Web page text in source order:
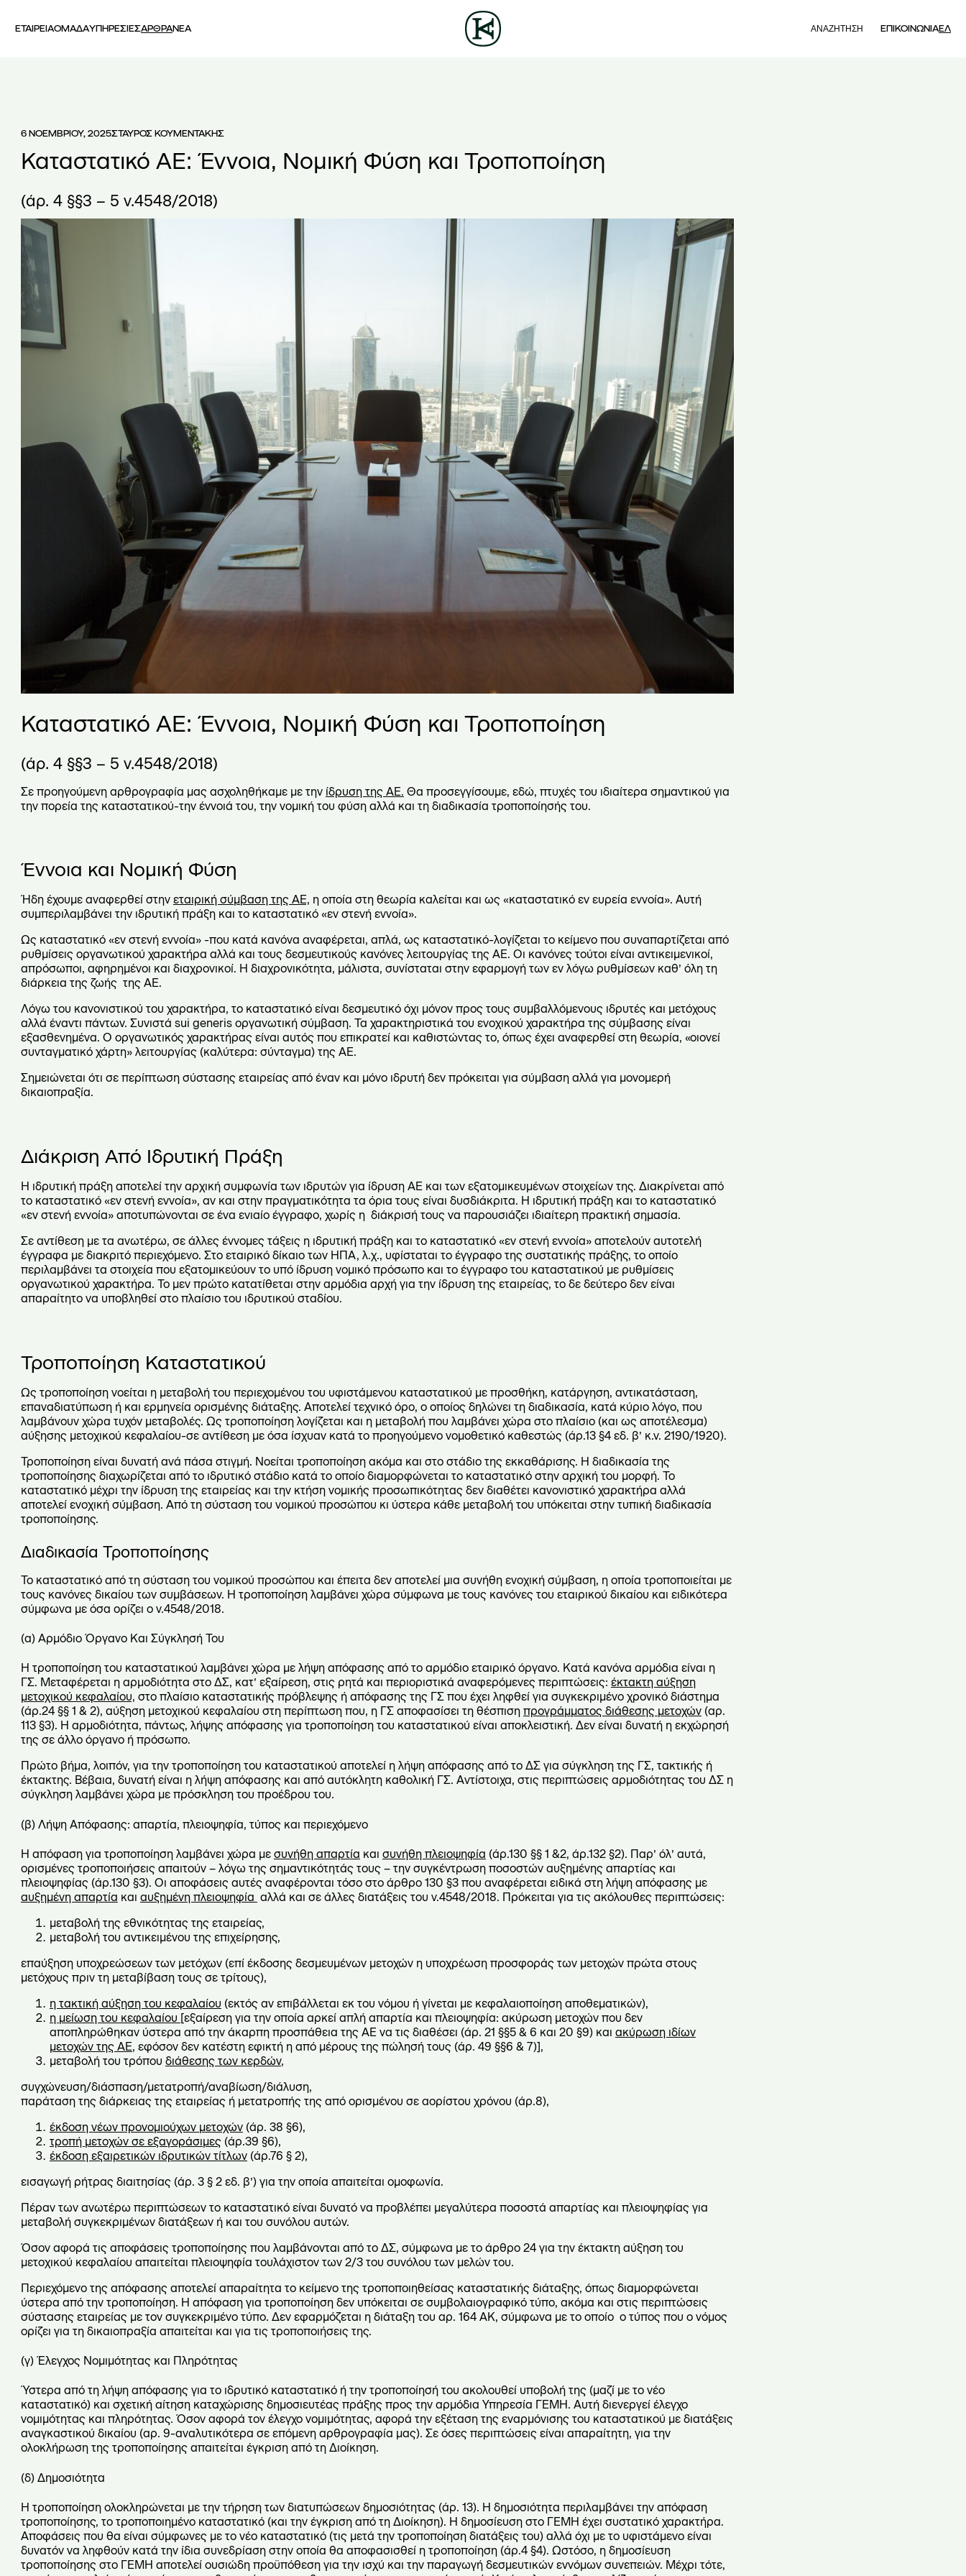
ΕΤΑΙΡΕΙΑΟΜΑΔΑΥΠΗΡΕΣΙΕΣΑΡΘΡΑΝΕΑ ΕΠΙΚΟΙΝΩΝΙΑΕΛ
6 ΝΟΕΜΒΡΙΟΥ, 2025ΣΤΑΥΡΟΣ ΚΟΥΜΕΝΤΑΚΗΣ
Καταστατικό ΑΕ: Έννοια, Νομική Φύση και Τροποποίηση
(άρ. 4 §§3 – 5 ν.4548/2018)
Καταστατικό ΑΕ: Έννοια, Νομική Φύση και Τροποποίηση
(άρ. 4 §§3 – 5 ν.4548/2018)
Σε προηγούμενη αρθρογραφία μας ασχοληθήκαμε με την ίδρυση της ΑΕ. Θα προσεγγίσουμε, εδώ, πτυχές του ιδιαίτερα σημαντικού για
την πορεία της καταστατικού-την έννοιά του, την νομική του φύση αλλά και τη διαδικασία τροποποίησής του.
Έννοια και Νομική Φύση
Ήδη έχουμε αναφερθεί στην εταιρική σύμβαση της ΑΕ, η οποία στη θεωρία καλείται και ως «καταστατικό εν ευρεία εννοία». Αυτή
συμπεριλαμβάνει την ιδρυτική πράξη και το καταστατικό «εν στενή εννοία».
Ως καταστατικό «εν στενή εννοία» -που κατά κανόνα αναφέρεται, απλά, ως καταστατικό-λογίζεται το κείμενο που συναπαρτίζεται από
ρυθμίσεις οργανωτικού χαρακτήρα αλλά και τους δεσμευτικούς κανόνες λειτουργίας της ΑΕ. Οι κανόνες τούτοι είναι αντικειμενικοί,
απρόσωποι, αφηρημένοι και διαχρονικοί. Η διαχρονικότητα, μάλιστα, συνίσταται στην εφαρμογή των εν λόγω ρυθμίσεων καθ’ όλη τη
διάρκεια της ζωής της ΑΕ.
Λόγω του κανονιστικού του χαρακτήρα, το καταστατικό είναι δεσμευτικό όχι μόνον προς τους συμβαλλόμενους ιδρυτές και μετόχους
αλλά έναντι πάντων. Συνιστά sui generis οργανωτική σύμβαση. Τα χαρακτηριστικά του ενοχικού χαρακτήρα της σύμβασης είναι
εξασθενημένα. Ο οργανωτικός χαρακτήρας είναι αυτός που επικρατεί και καθιστώντας το, όπως έχει αναφερθεί στη θεωρία, «οιονεί
συνταγματικό χάρτη» λειτουργίας (καλύτερα: σύνταγμα) της ΑΕ.
Σημειώνεται ότι σε περίπτωση σύστασης εταιρείας από έναν και μόνο ιδρυτή δεν πρόκειται για σύμβαση αλλά για μονομερή
δικαιοπραξία.
Διάκριση Από Ιδρυτική Πράξη
Η ιδρυτική πράξη αποτελεί την αρχική συμφωνία των ιδρυτών για ίδρυση ΑΕ και των εξατομικευμένων στοιχείων της. Διακρίνεται από
το καταστατικό «εν στενή εννοία», αν και στην πραγματικότητα τα όρια τους είναι δυσδιάκριτα. Η ιδρυτική πράξη και το καταστατικό
«εν στενή εννοία» αποτυπώνονται σε ένα ενιαίο έγγραφο, χωρίς η διάκρισή τους να παρουσιάζει ιδιαίτερη πρακτική σημασία.
Σε αντίθεση με τα ανωτέρω, σε άλλες έννομες τάξεις η ιδρυτική πράξη και το καταστατικό «εν στενή εννοία» αποτελούν αυτοτελή
έγγραφα με διακριτό περιεχόμενο. Στο εταιρικό δίκαιο των ΗΠΑ, λ.χ., υφίσταται το έγγραφο της συστατικής πράξης, το οποίο
περιλαμβάνει τα στοιχεία που εξατομικεύουν το υπό ίδρυση νομικό πρόσωπο και το έγγραφο του καταστατικού με ρυθμίσεις
οργανωτικού χαρακτήρα. Το μεν πρώτο κατατίθεται στην αρμόδια αρχή για την ίδρυση της εταιρείας, το δε δεύτερο δεν είναι
απαραίτητο να υποβληθεί στο πλαίσιο του ιδρυτικού σταδίου.
Τροποποίηση Καταστατικού
Ως τροποποίηση νοείται η μεταβολή του περιεχομένου του υφιστάμενου καταστατικού με προσθήκη, κατάργηση, αντικατάσταση,
επαναδιατύπωση ή και ερμηνεία ορισμένης διάταξης. Αποτελεί τεχνικό όρο, ο οποίος δηλώνει τη διαδικασία, κατά κύριο λόγο, που
λαμβάνουν χώρα τυχόν μεταβολές. Ως τροποποίηση λογίζεται και η μεταβολή που λαμβάνει χώρα στο πλαίσιο (και ως αποτέλεσμα)
αύξησης μετοχικού κεφαλαίου-σε αντίθεση με όσα ίσχυαν κατά το προηγούμενο νομοθετικό καθεστώς (άρ.13 §4 εδ. β’ κ.ν. 2190/1920).
Τροποποίηση είναι δυνατή ανά πάσα στιγμή. Νοείται τροποποίηση ακόμα και στο στάδιο της εκκαθάρισης. Η διαδικασία της
τροποποίησης διαχωρίζεται από το ιδρυτικό στάδιο κατά το οποίο διαμορφώνεται το καταστατικό στην αρχική του μορφή. Το
καταστατικό μέχρι την ίδρυση της εταιρείας και την κτήση νομικής προσωπικότητας δεν διαθέτει κανονιστικό χαρακτήρα αλλά
αποτελεί ενοχική σύμβαση. Από τη σύσταση του νομικού προσώπου κι ύστερα κάθε μεταβολή του υπόκειται στην τυπική διαδικασία
τροποποίησης.
Διαδικασία Τροποποίησης
Το καταστατικό από τη σύσταση του νομικού προσώπου και έπειτα δεν αποτελεί μια συνήθη ενοχική σύμβαση, η οποία τροποποιείται με
τους κανόνες δικαίου των συμβάσεων. Η τροποποίηση λαμβάνει χώρα σύμφωνα με τους κανόνες του εταιρικού δικαίου και ειδικότερα
σύμφωνα με όσα ορίζει ο ν.4548/2018.
(α) Αρμόδιο Όργανο Και Σύγκλησή Του
Η τροποποίηση του καταστατικού λαμβάνει χώρα με λήψη απόφασης από το αρμόδιο εταιρικό όργανο. Κατά κανόνα αρμόδια είναι η
ΓΣ. Μεταφέρεται η αρμοδιότητα στο ΔΣ, κατ’ εξαίρεση, στις ρητά και περιοριστικά αναφερόμενες περιπτώσεις: έκτακτη αύξηση
μετοχικού κεφαλαίου, στο πλαίσιο καταστατικής πρόβλεψης ή απόφασης της ΓΣ που έχει ληφθεί για συγκεκριμένο χρονικό διάστημα
(άρ.24 §§ 1 & 2), αύξηση μετοχικού κεφαλαίου στη περίπτωση που, η ΓΣ αποφασίσει τη θέσπιση προγράμματος διάθεσης μετοχών(αρ.
113 §3). Η αρμοδιότητα, πάντως, λήψης απόφασης για τροποποίηση του καταστατικού είναι αποκλειστική. Δεν είναι δυνατή η εκχώρησή
της σε άλλο όργανο ή πρόσωπο.
Πρώτο βήμα, λοιπόν, για την τροποποίηση του καταστατικού αποτελεί η λήψη απόφασης από το ΔΣ για σύγκληση της ΓΣ, τακτικής ή
έκτακτης. Βέβαια, δυνατή είναι η λήψη απόφασης και από αυτόκλητη καθολική ΓΣ. Αντίστοιχα, στις περιπτώσεις αρμοδιότητας του ΔΣ η
σύγκληση λαμβάνει χώρα με πρόσκληση του προέδρου του.
(β) Λήψη Απόφασης: απαρτία, πλειοψηφία, τύπος και περιεχόμενο
Η απόφαση για τροποποίηση λαμβάνει χώρα με συνήθη απαρτία και συνήθη πλειοψηφία (άρ.130 §§ 1 &2, άρ.132 §2). Παρ’ όλ’ αυτά,
ορισμένες τροποποιήσεις απαιτούν – λόγω της σημαντικότητάς τους – την συγκέντρωση ποσοστών αυξημένης απαρτίας και
πλειοψηφίας (άρ.130 §3). Οι αποφάσεις αυτές αναφέρονται τόσο στο άρθρο 130 §3 που αναφέρεται ειδικά στη λήψη απόφασης με
αυξημένη απαρτία και αυξημένη πλειοψηφία αλλά και σε άλλες διατάξεις του ν.4548/2018. Πρόκειται για τις ακόλουθες περιπτώσεις:
μεταβολή της εθνικότητας της εταιρείας,
μεταβολή του αντικειμένου της επιχείρησης,
επαύξηση υποχρεώσεων των μετόχων (επί έκδοσης δεσμευμένων μετοχών η υποχρέωση προσφοράς των μετοχών πρώτα στους
μετόχους πριν τη μεταβίβαση τους σε τρίτους),
η τακτική αύξηση του κεφαλαίου (εκτός αν επιβάλλεται εκ του νόμου ή γίνεται με κεφαλαιοποίηση αποθεματικών),
η μείωση του κεφαλαίου [εξαίρεση για την οποία αρκεί απλή απαρτία και πλειοψηφία: ακύρωση μετοχών που δεν
αποπληρώθηκαν ύστερα από την άκαρπη προσπάθεια της ΑΕ να τις διαθέσει (άρ. 21 §§5 & 6 και 20 §9) και ακύρωση ιδίων
μετοχών της ΑΕ, εφόσον δεν κατέστη εφικτή η από μέρους της πώλησή τους (άρ. 49 §§6 & 7)],
μεταβολή του τρόπου διάθεσης των κερδών,
συγχώνευση/διάσπαση/μετατροπή/αναβίωση/διάλυση,
παράταση της διάρκειας της εταιρείας ή μετατροπής της από ορισμένου σε αορίστου χρόνου (άρ.8),
έκδοση νέων προνομιούχων μετοχών(άρ. 38 §6),
τροπή μετοχών σε εξαγοράσιμες(άρ.39 §6),
έκδοση εξαιρετικών ιδρυτικών τίτλων(άρ.76 § 2),
εισαγωγή ρήτρας διαιτησίας (άρ. 3 § 2 εδ. β’) για την οποία απαιτείται ομοφωνία.
Πέραν των ανωτέρω περιπτώσεων το καταστατικό είναι δυνατό να προβλέπει μεγαλύτερα ποσοστά απαρτίας και πλειοψηφίας για
μεταβολή συγκεκριμένων διατάξεων ή και του συνόλου αυτών.
Όσον αφορά τις αποφάσεις τροποποίησης που λαμβάνονται από το ΔΣ, σύμφωνα με το άρθρο 24 για την έκτακτη αύξηση του
μετοχικού κεφαλαίου απαιτείται πλειοψηφία τουλάχιστον των 2/3 του συνόλου των μελών του.
Περιεχόμενο της απόφασης αποτελεί απαραίτητα το κείμενο της τροποποιηθείσας καταστατικής διάταξης, όπως διαμορφώνεται
ύστερα από την τροποποίηση. Η απόφαση για τροποποίηση δεν υπόκειται σε συμβολαιογραφικό τύπο, ακόμα και στις περιπτώσεις
σύστασης εταιρείας με τον συγκεκριμένο τύπο. Δεν εφαρμόζεται η διάταξη του αρ. 164 ΑΚ, σύμφωνα με το οποίο ο τύπος που ο νόμος
ορίζει για τη δικαιοπραξία απαιτείται και για τις τροποποιήσεις της.
(γ) Έλεγχος Νομιμότητας και Πληρότητας
Ύστερα από τη λήψη απόφασης για το ιδρυτικό καταστατικό ή την τροποποίησή του ακολουθεί υποβολή της (μαζί με το νέο
καταστατικό) και σχετική αίτηση καταχώρισης δημοσιευτέας πράξης προς την αρμόδια Υπηρεσία ΓΕΜΗ. Αυτή διενεργεί έλεγχο
νομιμότητας και πληρότητας. Όσον αφορά τον έλεγχο νομιμότητας, αφορά την εξέταση της εναρμόνισης του καταστατικού με διατάξεις
αναγκαστικού δικαίου (αρ. 9-αναλυτικότερα σε επόμενη αρθρογραφία μας). Σε όσες περιπτώσεις είναι απαραίτητη, για την
ολοκλήρωση της τροποποίησης απαιτείται έγκριση από τη Διοίκηση.
(δ) Δημοσιότητα
Η τροποποίηση ολοκληρώνεται με την τήρηση των διατυπώσεων δημοσιότητας (άρ. 13). Η δημοσιότητα περιλαμβάνει την απόφαση
τροποποίησης, το τροποποιημένο καταστατικό (και την έγκριση από τη Διοίκηση). Η δημοσίευση στο ΓΕΜΗ έχει συστατικό χαρακτήρα.
Αποφάσεις που θα είναι σύμφωνες με το νέο καταστατικό (τις μετά την τροποποίηση διατάξεις του) αλλά όχι με το υφιστάμενο είναι
δυνατόν να ληφθούν κατά την ίδια συνεδρίαση στην οποία θα αποφασισθεί η τροποποίηση (άρ.4 §4). Ωστόσο, η δημοσίευση
τροποποίησης στο ΓΕΜΗ αποτελεί ουσιώδη προϋπόθεση για την ισχύ και την παραγωγή δεσμευτικών εννόμων συνεπειών. Μέχρι τότε,